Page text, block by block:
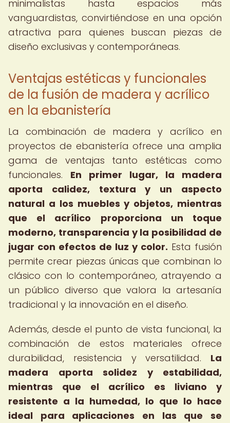
minimalistas hasta espacios más
vanguardistas, convirtiéndose en una opción
atractiva para quienes buscan piezas de
diseño exclusivas y contemporáneas.
Ventajas estéticas y funcionales
de la fusión de madera y acrílico
en la ebanistería
La combinación de madera y acrílico en
proyectos de ebanistería ofrece una amplia
gama de ventajas tanto estéticas como
funcionales. En primer lugar, la madera
aporta calidez, textura y un aspecto
natural a los muebles y objetos, mientras
que el acrílico proporciona un toque
moderno, transparencia y la posibilidad de
jugar con efectos de luz y color. Esta fusión
permite crear piezas únicas que combinan lo
clásico con lo contemporáneo, atrayendo a
un público diverso que valora la artesanía
tradicional y la innovación en el diseño.
Además, desde el punto de vista funcional, la
combinación de estos materiales ofrece
durabilidad, resistencia y versatilidad. La
madera aporta solidez y estabilidad,
mientras que el acrílico es liviano y
resistente a la humedad, lo que lo hace
ideal para aplicaciones en las que se